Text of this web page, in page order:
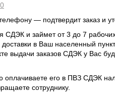
— подтвердит заказ и
СДЭК и займет от 3 до 7
в Ваш населенный
выдачи заказов СДЭК у Вас
оплачиваете его в ПВЗ СДЭК
сотруднику.